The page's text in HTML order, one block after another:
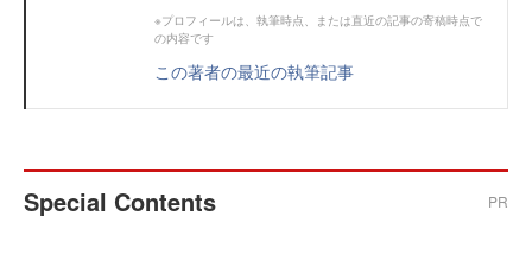
※プロフィールは、執筆時点、または直近の記事の寄稿時点で
の内容です
この著者の最近の執筆記事
Special Contents PR